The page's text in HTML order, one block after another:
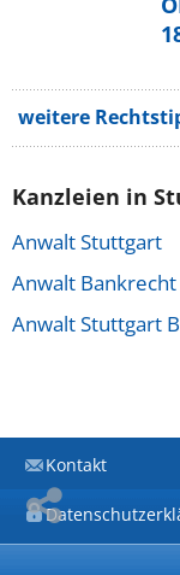
weitere
Kanzleien in
Anwalt Stuttgart
Anwalt Bankrecht
Anwalt Stuttgart
Kontakt